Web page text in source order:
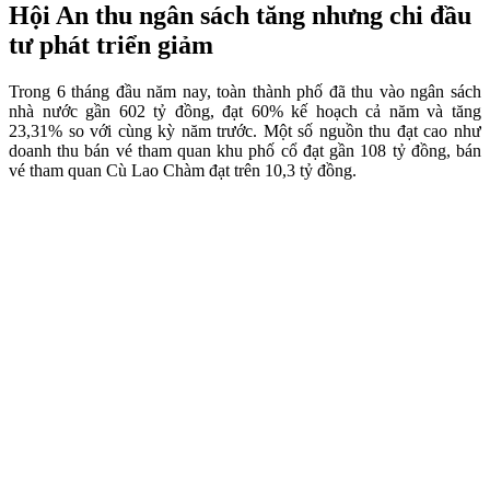
Hội An thu ngân sách tăng nhưng chi đầu
tư phát triển giảm
Trong 6 tháng đầu năm nay, toàn thành phố đã thu vào ngân sách
nhà nước gần 602 tỷ đồng, đạt 60% kế hoạch cả năm và tăng
23,31% so với cùng kỳ năm trước. Một số nguồn thu đạt cao như
doanh thu bán vé tham quan khu phố cổ đạt gần 108 tỷ đồng, bán
vé tham quan Cù Lao Chàm đạt trên 10,3 tỷ đồng.